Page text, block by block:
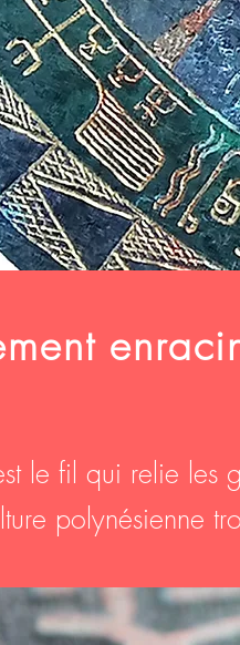
le fil qui relie les
polynésienne